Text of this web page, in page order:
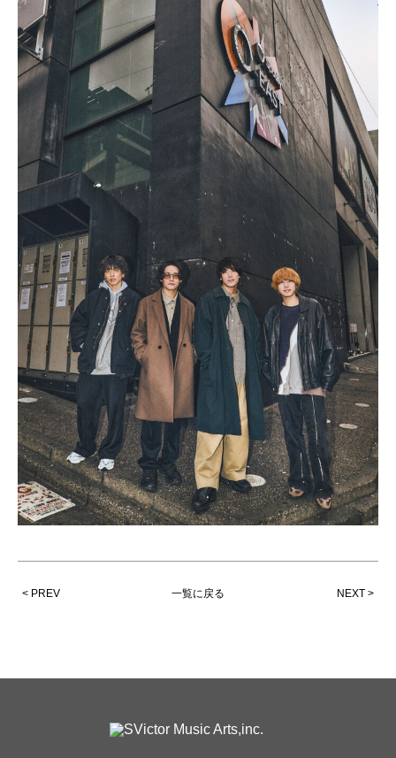
< PREV NEXT >
一覧に戻る